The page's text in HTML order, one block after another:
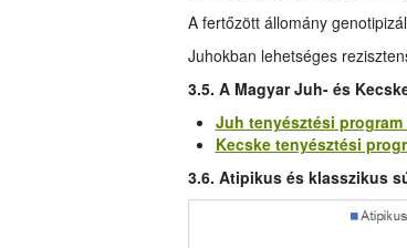
A fertőzött állomány
Juhokban lehetséges
3.5. A Magyar Juh- és
Juh tenyésztési program
Kecske tenyésztési
3.6. Atipikus és klasszikus